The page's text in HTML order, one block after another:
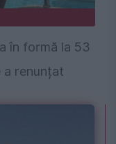
în formă la 53
a renunțat